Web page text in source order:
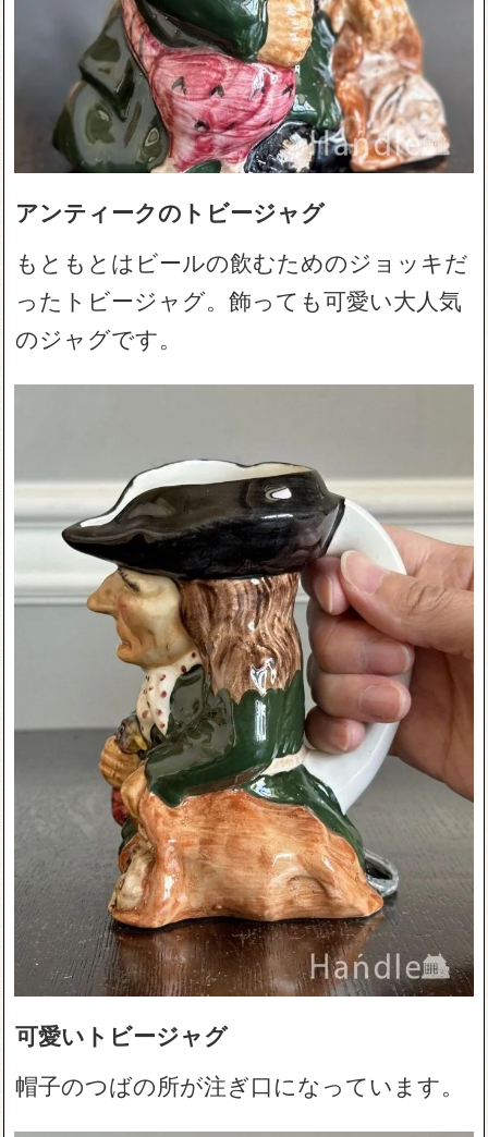
アンティークのトビージャグ
もともとはビールの飲むためのジョッキだ
ったトビージャグ。飾っても可愛い大人気
のジャグです。
可愛いトビージャグ
帽子のつばの所が注ぎ口になっています。